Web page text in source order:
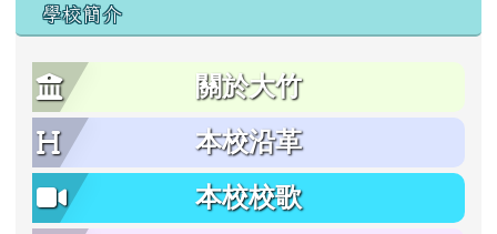
學校簡介
關於大竹
本校沿革
本校校歌